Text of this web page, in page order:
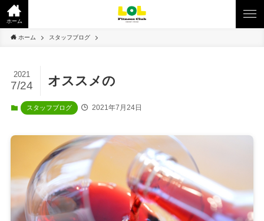
ホーム
ホーム スタッフブログ
オススメの
2021
7/24
スタッフブログ 2021年7月24日